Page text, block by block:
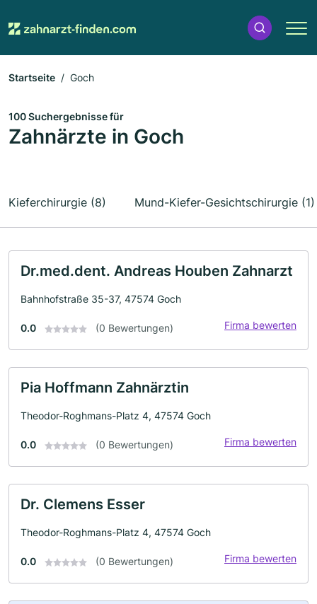
Startseite Goch
100 Suchergebnisse für
Zahnärzte in Goch
Kieferchirurgie (8) Mund-Kiefer-Gesichtschirurgie (1)
Dr.med.dent. Andreas Houben Zahnarzt
Bahnhofstraße 35-37, 47574 Goch
0.0 (0 Bewertungen) Firma bewerten
Pia Hoffmann Zahnärztin
Theodor-Roghmans-Platz 4, 47574 Goch
0.0 (0 Bewertungen) Firma bewerten
Dr. Clemens Esser
Theodor-Roghmans-Platz 4, 47574 Goch
0.0 (0 Bewertungen) Firma bewerten